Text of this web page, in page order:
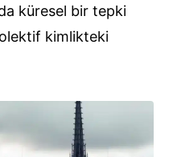
küresel bir tepki
kimlikteki